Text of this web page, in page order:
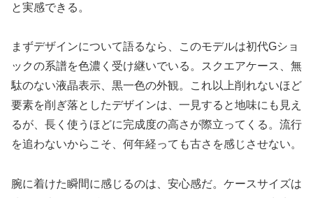
と実感できる。
まずデザインについて語るなら、このモデルは初代Gショ
ックの系譜を色濃く受け継いでいる。スクエアケース、無
駄のない液晶表示、黒一色の外観。これ以上削れないほど
要素を削ぎ落としたデザインは、一見すると地味にも見え
るが、長く使うほどに完成度の高さが際立ってくる。流行
を追わないからこそ、何年経っても古さを感じさせない。
腕に着けた瞬間に感じるのは、安心感だ。ケースサイズは